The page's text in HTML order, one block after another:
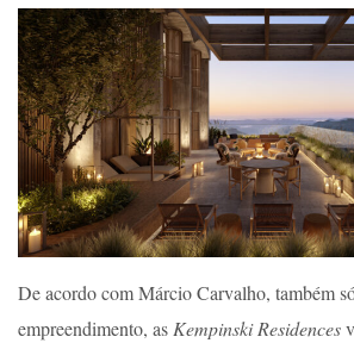
De acordo com Márcio Carvalho, também
empreendimento, as Kempinski Residences